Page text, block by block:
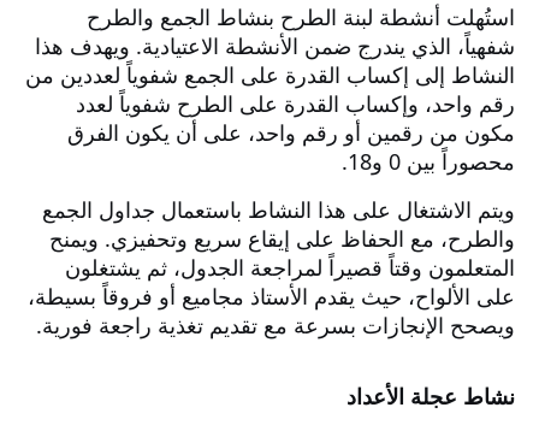
استُهلت أنشطة لبنة الطرح بنشاط الجمع والطرح
شفهياً، الذي يندرج ضمن الأنشطة الاعتيادية. ويهدف هذا
النشاط إلى إكساب القدرة على الجمع شفوياً لعددين من
رقم واحد، وإكساب القدرة على الطرح شفوياً لعدد
مكون من رقمين أو رقم واحد، على أن يكون الفرق
محصوراً بين 0 و18.
ويتم الاشتغال على هذا النشاط باستعمال جداول الجمع
والطرح، مع الحفاظ على إيقاع سريع وتحفيزي. ويمنح
المتعلمون وقتاً قصيراً لمراجعة الجدول، ثم يشتغلون
على الألواح، حيث يقدم الأستاذ مجاميع أو فروقاً بسيطة،
ويصحح الإنجازات بسرعة مع تقديم تغذية راجعة فورية.
نشاط عجلة الأعداد